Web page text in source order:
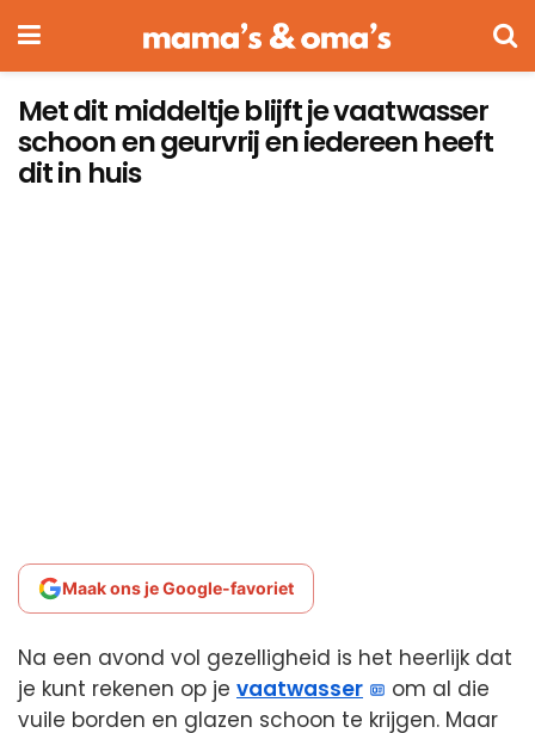
Met dit middeltje blijft je vaatwasser
schoon en geurvrij en iedereen heeft
dit in huis
Maak ons je Google-favoriet
Na een avond vol gezelligheid is het heerlijk dat
je kunt rekenen op je vaatwasser
om al die
vuile borden en glazen schoon te krijgen. Maar